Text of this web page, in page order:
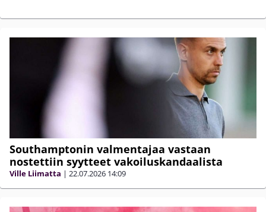
Southamptonin valmentajaa vastaan
nostettiin syytteet vakoiluskandaalista
Ville Liimatta | 22.07.2026 14:09